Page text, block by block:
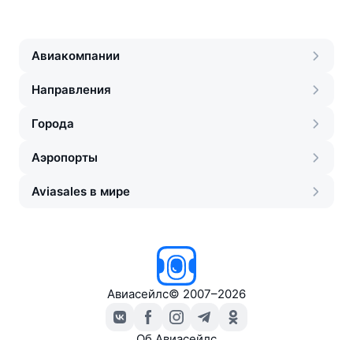
Авиакомпании
Направления
Города
Аэропорты
Aviasales в мире
Авиасейлс© 2007–2026